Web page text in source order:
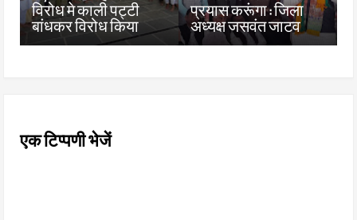
विरोध मे काली पट्टी
बांधकर विरोध किया
प्रयास करूंगा : जिला
अध्यक्ष जसवंत जाटव
एक टिप्पणी भेजें